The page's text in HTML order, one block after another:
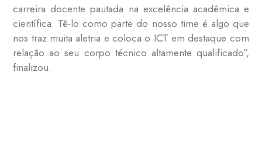
carreira docente pautada na excelência acadêmica e
científica. Tê-lo como parte do nosso time é algo que
nos traz muita aletria e coloca o ICT em destaque com
relação ao seu corpo técnico altamente qualificado”,
finalizou.